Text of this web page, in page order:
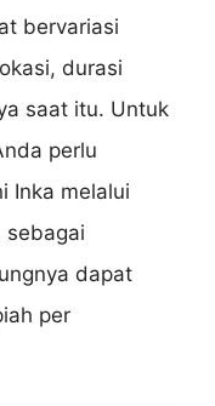
bervariasi
durasi
saat itu. Untuk
perlu
Inka melalui
sebagai
dapat
per